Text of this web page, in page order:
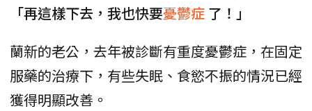
「再這樣下去，我也快要憂鬱症 了！」
蘭新的老公，去年被診斷有重度憂鬱症，在固定
服藥的治療下，有些失眠、食慾不振的情況已經
獲得明顯改善。